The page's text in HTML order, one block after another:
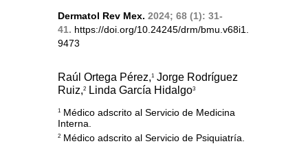
Dermatol Rev Mex. 2024; 68 (1): 31-
41. https://doi.org/10.24245/drm/bmu.v68i1.
9473
Raúl Ortega Pérez,1
Jorge Rodríguez
Ruiz,2 Linda García Hidalgo3
1
Médico adscrito al Servicio de Medicina
Interna.
2 Médico adscrito al Servicio de Psiquiatría.